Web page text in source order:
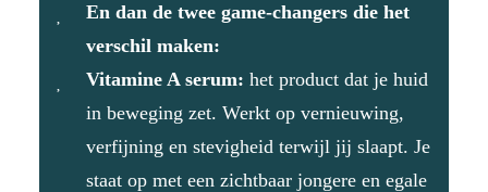
En dan de twee game-changers die het
verschil maken:
Vitamine A serum: het product dat je huid
in beweging zet. Werkt op vernieuwing,
verfijning en stevigheid terwijl jij slaapt. Je
staat op met een zichtbaar jongere en egale